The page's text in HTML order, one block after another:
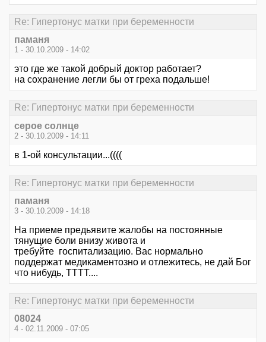
Re: Гипертонус матки при беременности
паманя
1 - 30.10.2009 - 14:02
это где же такой добрый доктор работает?
на сохранение легли бы от греха подальше!
Re: Гипертонус матки при беременности
серое солнце
2 - 30.10.2009 - 14:11
в 1-ой консультации...((((
Re: Гипертонус матки при беременности
паманя
3 - 30.10.2009 - 14:18
На приеме предьявите жалобы на постоянные
тянущие боли внизу живота и
требуйте госпитализацию. Вас нормально
поддержат медикаментозно и отлежитесь, не дай Бог
что нибудь, ТТТТ....
Re: Гипертонус матки при беременности
08024
4 - 02.11.2009 - 07:05